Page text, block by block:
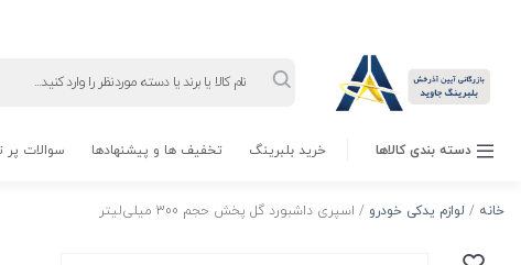
search
دسته بندی کالاها خرید بلبرینگ تخفیف ها و پیشنهادها سوالات پر
خانه / لوازم یدکی خودرو / اسپری داشبورد گل پخش حجم 300 میلی‌لیتر